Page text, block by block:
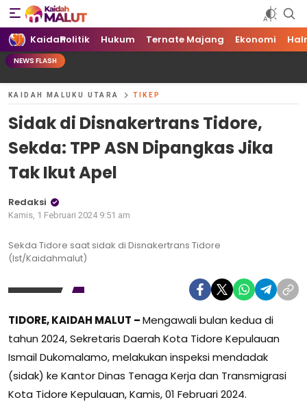
Kaidah Maluku Utara
Kaidah Maluku Utara
KaidahPolitik Hukum Ternate Majang Ekonomi
NEWS FLASH
KAIDAH MALUKU UTARA TIKEP
Sidak di Disnakertrans Tidore,
Sekda: TPP ASN Dipangkas Jika
Tak Ikut Apel
Redaksi
Kamis, 1 Februari 2024 9:51 am
Sekda Tidore saat sidak di Disnakertrans Tidore
(Ist/Kaidahmalut)
TIDORE, KAIDAH MALUT –Mengawali bulan kedua di
tahun 2024, Sekretaris Daerah Kota Tidore Kepulauan
Ismail Dukomalamo, melakukan inspeksi mendadak
(sidak) ke Kantor Dinas Tenaga Kerja dan Transmigrasi
Kota Tidore Kepulauan, Kamis, 01 Februari 2024.